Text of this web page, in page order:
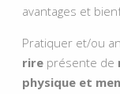
avantages et
Pratiquer et/ou
rireprésente de
physique et